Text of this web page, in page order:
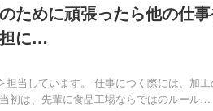
ために頑張ったら他の仕
に…
担当しています。 仕事につく際には、加
初は、先輩に食品工場ならではのルール…